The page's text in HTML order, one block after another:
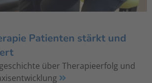
Patienten stärkt und
über Therapieerfolg und